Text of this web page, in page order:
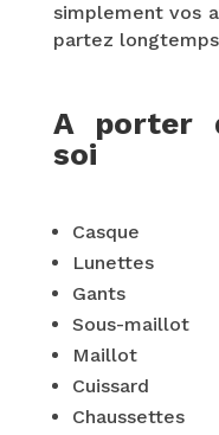
simplement vos
partez
A porter
soi
Casque
Lunettes
Gants
Sous-maillot
Maillot
Cuissard
Chaussettes